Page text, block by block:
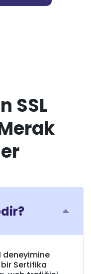
SSL
deneyimine
Sertifika